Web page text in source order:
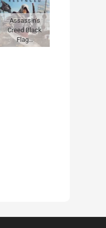
Assassin's
Creed Black
Flag…